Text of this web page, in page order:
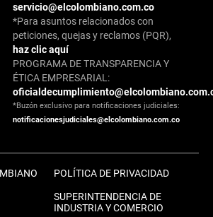
servicio@elcolombiano.com.co
*Para asuntos relacionados con
peticiones, quejas y reclamos (PQR),
haz clic aquí
PROGRAMA DE TRANSPARENCIA Y
ÉTICA EMPRESARIAL:
*Buzón exclusivo para notificaciones judiciales:
notificacionesjudiciales@elcolombiano.com.co
POLÍTICA DE PRIVACIDAD
SUPERINTENDENCIA DE
INDUSTRIA Y COMERCIO